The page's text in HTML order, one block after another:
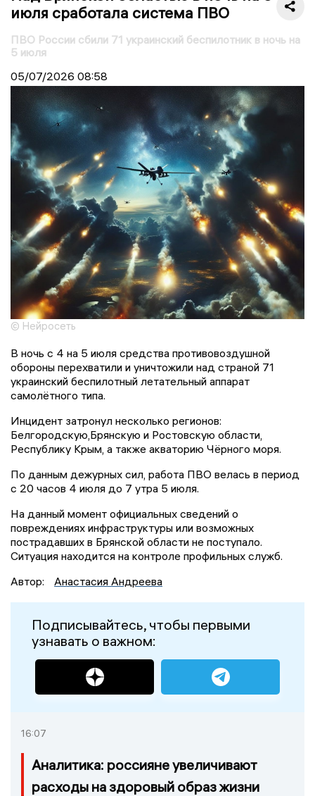
июля сработала система ПВО
ПВО России сбили 71 украинский беспилотник в ночь на
5 июля
05/07/2026 08:58
© Нейросеть
В ночь с 4 на 5 июля средства противовоздушной
обороны перехватили и уничтожили над страной 71
украинский беспилотный летательный аппарат
самолётного типа.
Инцидент затронул несколько регионов:
Белгородскую,Брянскую и Ростовскую области,
Республику Крым, а также акваторию Чёрного моря.
По данным дежурных сил, работа ПВО велась в период
с 20 часов 4 июля до 7 утра 5 июля.
На данный момент официальных сведений о
повреждениях инфраструктуры или возможных
пострадавших в Брянской области не поступало.
Ситуация находится на контроле профильных служб.
Автор:
Анастасия Андреева
Подписывайтесь, чтобы первыми
узнавать о важном:
16:07
Аналитика: россияне увеличивают
расходы на здоровый образ жизни